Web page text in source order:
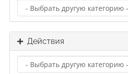
Действия